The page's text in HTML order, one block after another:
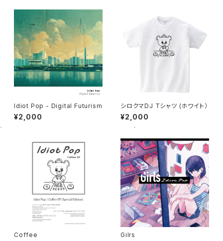
Idiot Pop - Digital Futurism
¥2,000
シロクマDJ Ｔシャツ (ホワイト）
¥2,000
Coffee Gilrs